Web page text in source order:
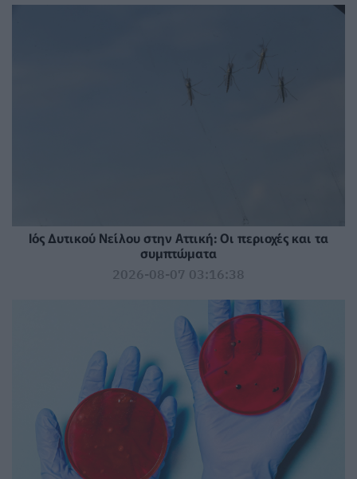
Ιός Δυτικού Νείλου στην Αττική: Οι περιοχές και τα
συμπτώματα
2026-08-07 03:16:38